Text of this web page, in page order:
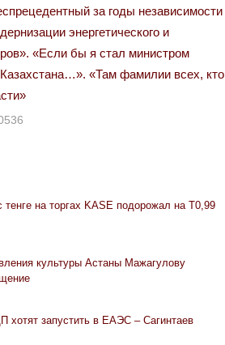
за годы независимости
энергетического и
«Если бы я стал министром
Казахстана…». «Там фамилии всех, кто
на торгах KASE подорожал на Т0,99
культуры Астаны Мажагулову
хотят запустить в ЕАЭС – Сагинтаев